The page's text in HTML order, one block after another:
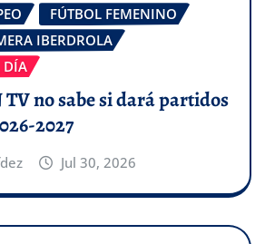
FÚTBOL FEMENINO
IBERDROLA
DÍA
no sabe si dará partidos
2027
Jul 30, 2026